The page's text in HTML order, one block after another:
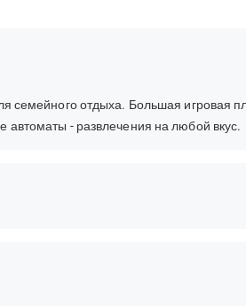
семейного отдыха. Большая игровая
- развлечения на любой вкус.